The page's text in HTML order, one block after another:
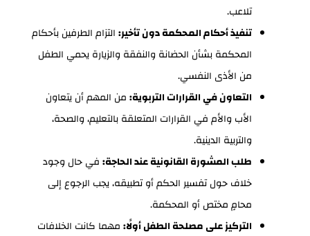
تلاعب.
تنفيذ أحكام المحكمة دون تأخير:التزام الطرفين بأحكام
المحكمة بشأن الحضانة والنفقة والزيارة يحمي الطفل
من الأذى النفسي.
التعاون في القرارات التربوية:من المهم أن يتعاون
الأب والأم في القرارات المتعلقة بالتعليم، والصحة،
والتربية الدينية.
طلب المشورة القانونية عند الحاجة:في حال وجود
خلاف حول تفسير الحكم أو تطبيقه، يجب الرجوع إلى
محامٍ مختص أو المحكمة.
التركيز على مصلحة الطفل أولًا:مهما كانت الخلافات